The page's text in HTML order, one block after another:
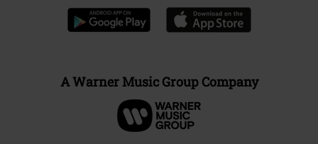
A Warner Music Group Company